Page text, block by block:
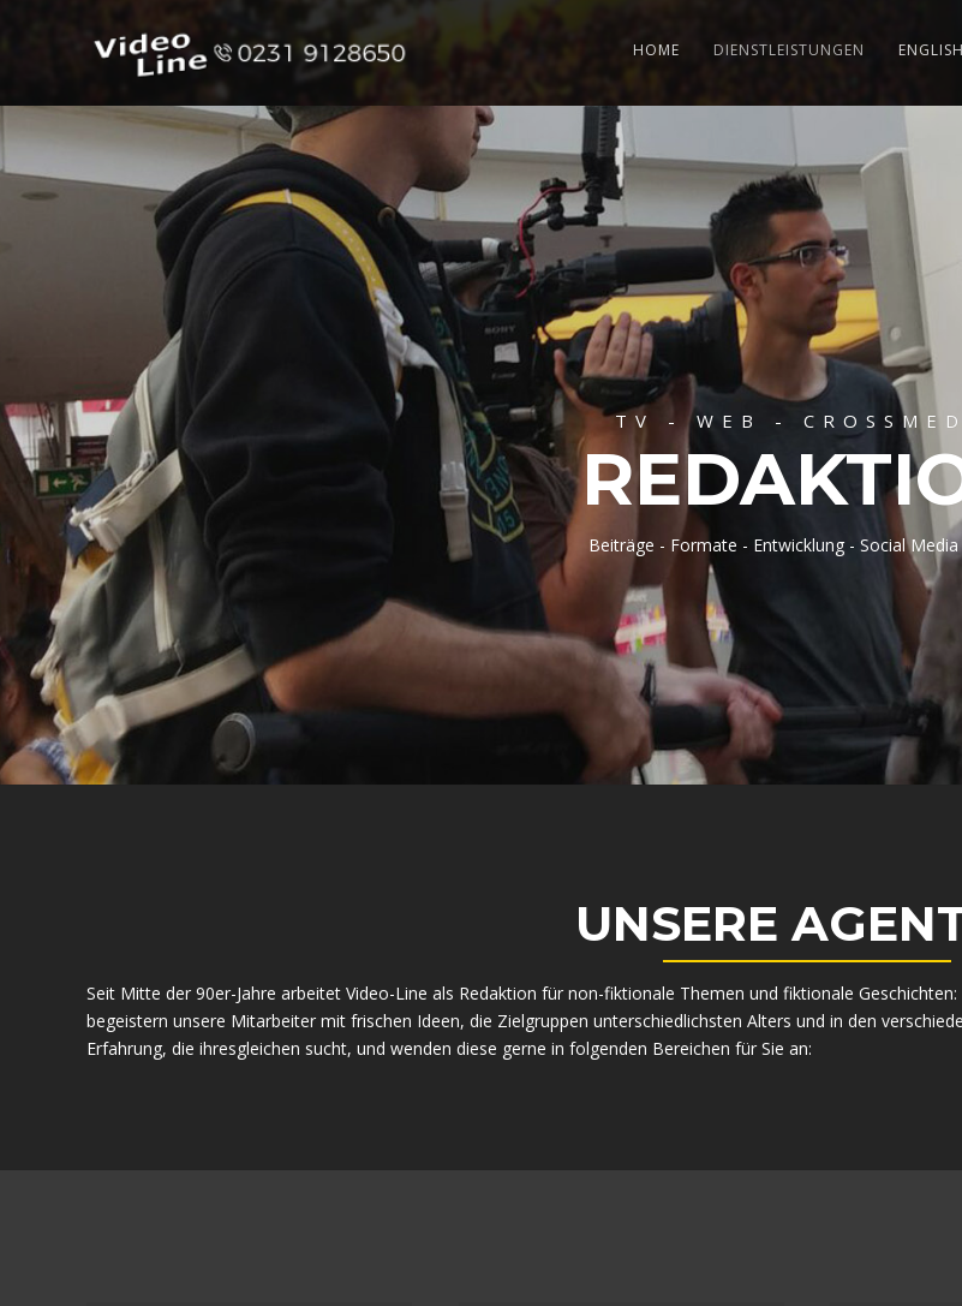
HOME DIENSTLEISTUNGEN
TV - WEB -
Beiträge - Formate - Entwicklung - Social
UNSERE
Seit Mitte der 90er-Jahre arbeitet Video-Line als Redaktion für non-fiktionale Themen und fiktionale
begeistern unsere Mitarbeiter mit frischen Ideen, die Zielgruppen unterschiedlichsten Alters und in den
Erfahrung, die ihresgleichen sucht, und wenden diese gerne in folgenden Bereichen für Sie an: